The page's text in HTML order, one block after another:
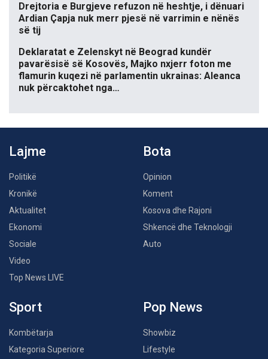
Drejtoria e Burgjeve refuzon në heshtje, i dënuari
Ardian Çapja nuk merr pjesë në varrimin e nënës
së tij
Deklaratat e Zelenskyt në Beograd kundër
pavarësisë së Kosovës, Majko nxjerr foton me
flamurin kuqezi në parlamentin ukrainas: Aleanca
nuk përcaktohet nga…
Lajme
Politikë
Kronikë
Aktualitet
Ekonomi
Sociale
Video
Top News LIVE
Bota
Opinion
Koment
Kosova dhe Rajoni
Shkencë dhe Teknologji
Auto
Sport
Kombëtarja
Kategoria Superiore
Pop News
Showbiz
Lifestyle